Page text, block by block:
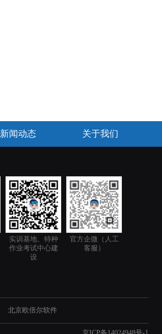
新闻动态 关于我们
实训基地、特种
作业考试中心建
设
官方企微（人工
客服）
北京欧倍尔软件